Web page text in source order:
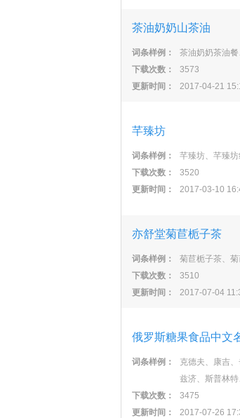
茶油奶奶山茶油
词条样例：
茶油奶奶茶油
下载次数：
3573
更新时间：
2017-04-21
芊臻坊
词条样例：
芊臻坊、芊臻
下载次数：
3520
更新时间：
2017-03-10
亦舒堂菊苣栀子茶
词条样例：
菊苣栀子茶、
下载次数：
3510
更新时间：
2017-07-04
俄罗斯糖果食品中文
词条样例：
克德夫、康吉
兹济、斯普林
下载次数：
3475
更新时间：
2017-07-26